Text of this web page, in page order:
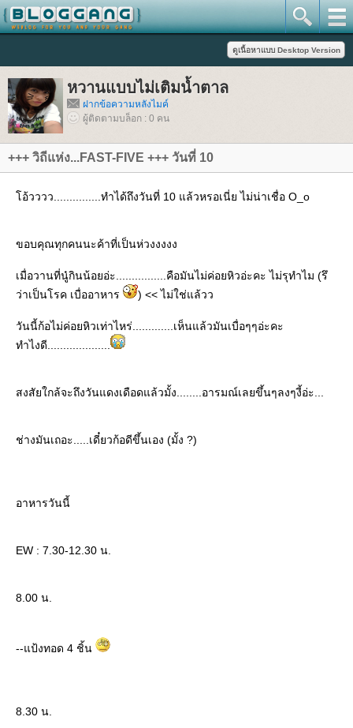
หวานแบบไม่เติมน้ำตาล
ฝากข้อความหลังไมค์
ผู้ติดตามบล็อก : 0 คน
+++ วิถีแห่ง...FAST-FIVE +++ วันที่ 10
อ้วววว...............ทำได้ถึงวันที่ 10 แล้วหรอเนี่ย ไม่น่าเชื่อ O_o
ขอบคุณทุกคนนะค้าที่เป็นห่วงงงงง
เมื่อวานที่นู๋กินน้อยอ่ะ................คือมันไม่ค่อยหิวอ่ะคะ ไม่รุทำไม (รึ
ว่าเป็นโรค เบื่ออาหาร
) << ไม่ใช่แล้วว
วันนี้ก้อไม่ค่อยหิวเท่าไหร่.............เห็นแล้วมันเบื่อๆๆอ่ะคะ
ทำไงดี....................
สงสัยใกล้จะถึงวันแดงเดือดแล้วมั้ง........อารมณ์เลยขึ้นๆลงๆงี้อ่ะ...
ช่างมันเถอะ.....เดี๋ยวก้อดีขึ้นเอง (มั้ง ?)
อาหารวันนี้
EW : 7.30-12.30 น.
8.00 น.
--แป้งทอด 4 ชิ้น
8.30 น.